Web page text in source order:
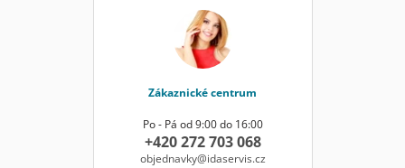
Zákaznické centrum
Po - Pá od 9:00 do 16:00
+420 272 703 068
objednavky@idaservis.cz